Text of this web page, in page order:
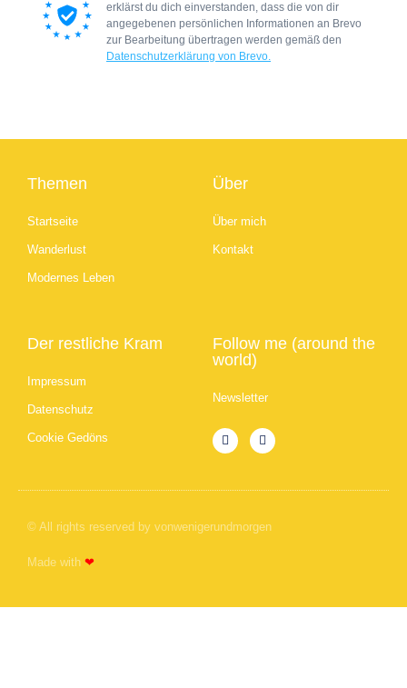
erklärst du dich einverstanden, dass die von dir
angegebenen persönlichen Informationen an Brevo
zur Bearbeitung übertragen werden gemäß den
Datenschutzerklärung von Brevo.
Themen
Startseite
Wanderlust
Modernes Leben
Über
Über mich
Kontakt
Der restliche Kram
Impressum
Datenschutz
Cookie Gedöns
Follow me (around the
world)
Newsletter
© All rights reserved by vonwenigerundmorgen
Made with ❤